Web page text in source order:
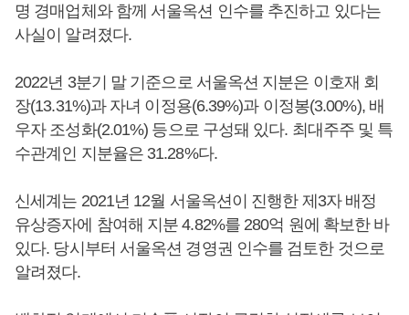
명 경매업체와 함께 서울옥션 인수를 추진하고 있다는
사실이 알려졌다.
2022년 3분기 말 기준으로 서울옥션 지분은 이호재 회
장(13.31%)과 자녀 이정용(6.39%)과 이정봉(3.00%), 배
우자 조성화(2.01%) 등으로 구성돼 있다. 최대주주 및 특
수관계인 지분율은 31.28%다.
신세계는 2021년 12월 서울옥션이 진행한 제3자 배정
유상증자에 참여해 지분 4.82%를 280억 원에 확보한 바
있다. 당시부터 서울옥션 경영권 인수를 검토한 것으로
알려졌다.